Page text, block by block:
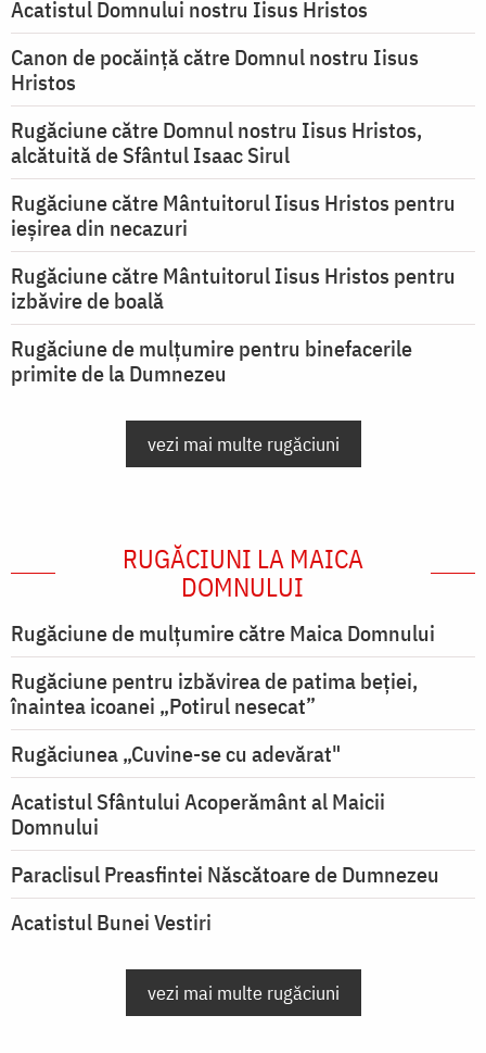
Acatistul Domnului nostru Iisus Hristos
Canon de pocăință către Domnul nostru Iisus
Hristos
Rugăciune către Domnul nostru Iisus Hristos,
alcătuită de Sfântul Isaac Sirul
Rugăciune către Mântuitorul Iisus Hristos pentru
ieşirea din necazuri
Rugăciune către Mântuitorul Iisus Hristos pentru
izbăvire de boală
Rugăciune de mulțumire pentru binefacerile
primite de la Dumnezeu
vezi mai multe rugăciuni
RUGĂCIUNI LA MAICA
DOMNULUI
Rugăciune de mulţumire către Maica Domnului
Rugăciune pentru izbăvirea de patima beției,
înaintea icoanei „Potirul nesecat”
Rugăciunea „Cuvine-se cu adevărat"
Acatistul Sfântului Acoperământ al Maicii
Domnului
Paraclisul Preasfintei Născătoare de Dumnezeu
Acatistul Bunei Vestiri
vezi mai multe rugăciuni